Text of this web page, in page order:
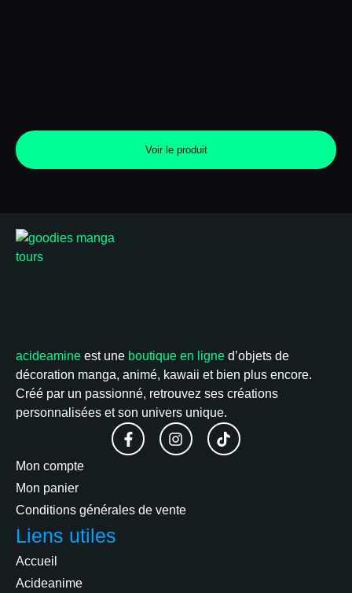
Voir le produit
acideamine est une boutique en ligne d’objets de
décoration manga, animé, kawaii et bien plus encore.
Créé par un passionné, retrouvez ses créations
personnalisées et son univers unique.
Mon compte
Mon panier
Conditions générales de vente
Liens utiles
Accueil
Acideanime